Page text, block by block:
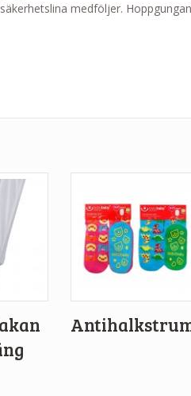
medföljer.